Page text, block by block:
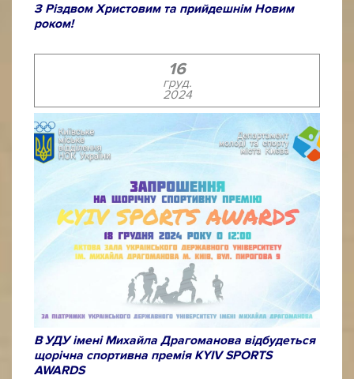
З Різдвом Христовим та прийдешнім Новим
роком!
16
груд.
2024
В УДУ імені Михайла Драгоманова відбудеться
щорічна спортивна премія KYIV SPORTS
AWARDS